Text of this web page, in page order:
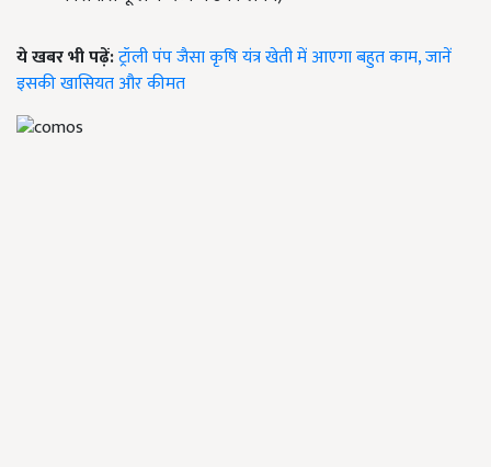
ये खबर भी पढ़ें:ट्रॉली पंप जैसा कृषि यंत्र खेती में आएगा बहुत काम, जानें
इसकी खासियत और कीमत